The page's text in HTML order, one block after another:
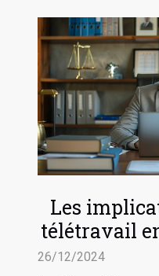
Les
télétravail
26/12/2024